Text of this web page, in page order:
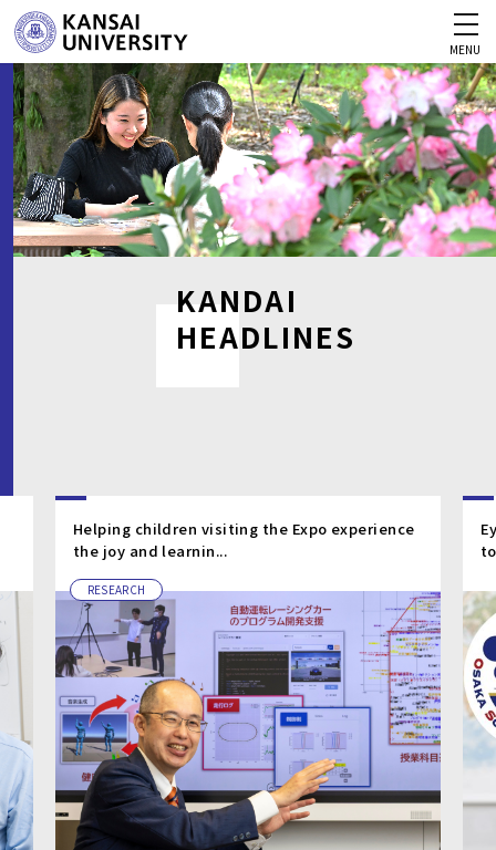
MENU
KANDAI
HEADLINES
Eyes focused on the world. Feet moving
toward the future. Social ...